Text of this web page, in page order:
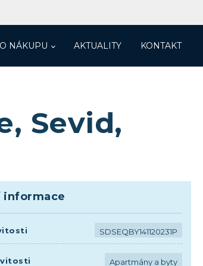
NÁKUPU AKTUALITY KONTAKT
Sevid,
informace
SDSEQBY141120231P
Apartmány a byty